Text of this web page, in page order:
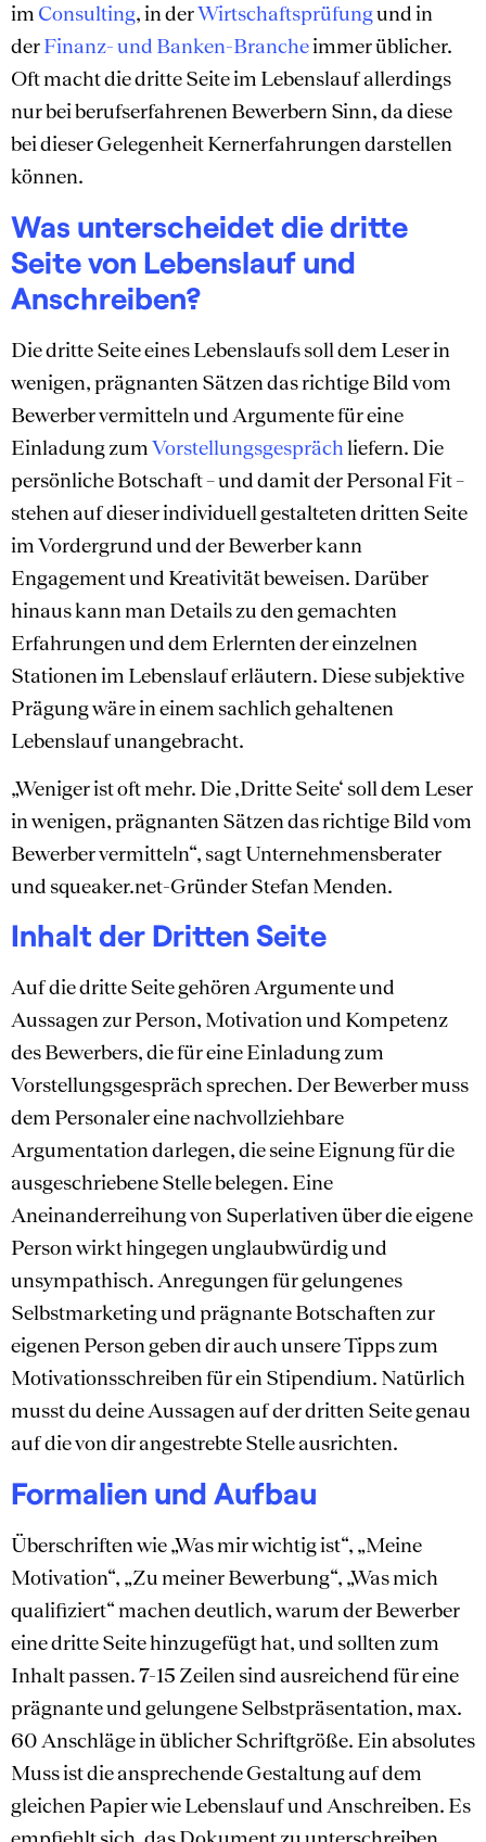
im Consulting, in derWirtschaftsprüfungund in
derFinanz- und Banken-Brancheimmer üblicher.
Oft macht die dritte Seite im Lebenslauf allerdings
nur bei berufserfahrenen Bewerbern Sinn, da diese
bei dieser Gelegenheit Kernerfahrungen darstellen
können.
Was unterscheidet die dritte
Seite von Lebenslauf und
Anschreiben?
Die dritte Seite eines Lebenslaufs soll dem Leser in
wenigen, prägnanten Sätzen das richtige Bild vom
Bewerber vermitteln und Argumente für eine
Einladung zum Vorstellungsgesprächliefern. Die
persönliche Botschaft – und damit der Personal Fit –
stehen auf dieser individuell gestalteten dritten Seite
im Vordergrund und der Bewerber kann
Engagement und Kreativität beweisen. Darüber
hinaus kann man Details zu den gemachten
Erfahrungen und dem Erlernten der einzelnen
Stationen im Lebenslauf erläutern. Diese subjektive
Prägung wäre in einem sachlich gehaltenen
Lebenslauf unangebracht.
„Weniger ist oft mehr. Die ‚Dritte Seite‘ soll dem Leser
in wenigen, prägnanten Sätzen das richtige Bild vom
Bewerber vermitteln“, sagt Unternehmensberater
und squeaker.net-Gründer Stefan Menden.
Inhalt der Dritten Seite
Auf die dritte Seite gehören Argumente und
Aussagen zur Person, Motivation und Kompetenz
des Bewerbers, die für eine Einladung zum
Vorstellungsgespräch sprechen. Der Bewerber muss
dem Personaler eine nachvollziehbare
Argumentation darlegen, die seine Eignung für die
ausgeschriebene Stelle belegen. Eine
Aneinanderreihung von Superlativen über die eigene
Person wirkt hingegen unglaubwürdig und
unsympathisch. Anregungen für gelungenes
Selbstmarketing und prägnante Botschaften zur
eigenen Person geben dir auch unsere Tipps zum
Motivationsschreiben für ein Stipendium. Natürlich
musst du deine Aussagen auf der dritten Seite genau
auf die von dir angestrebte Stelle ausrichten.
Formalien und Aufbau
Überschriften wie „Was mir wichtig ist“, „Meine
Motivation“, „Zu meiner Bewerbung“, „Was mich
qualifiziert“ machen deutlich, warum der Bewerber
eine dritte Seite hinzugefügt hat, und sollten zum
Inhalt passen. 7-15 Zeilen sind ausreichend für eine
prägnante und gelungene Selbstpräsentation, max.
60 Anschläge in üblicher Schriftgröße. Ein absolutes
Muss ist die ansprechende Gestaltung auf dem
gleichen Papier wie Lebenslauf und Anschreiben. Es